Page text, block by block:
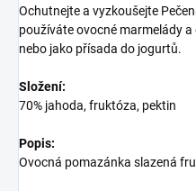
Ochutnejte a vyzkoušejte
používáte ovocné marmelády a
nebo jako přísada do jogurtů.
Složení:
70% jahoda, fruktóza, pektin
Popis:
Ovocná pomazánka slazená